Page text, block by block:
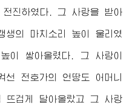
진하였다. 그 사랑을 받아
생의 마치소리 높이 울리였
이 쌓아올렸다. 그 사랑이
선 전호가의 언땅도 어머니
뜨겁게 달아올랐고 그 사랑